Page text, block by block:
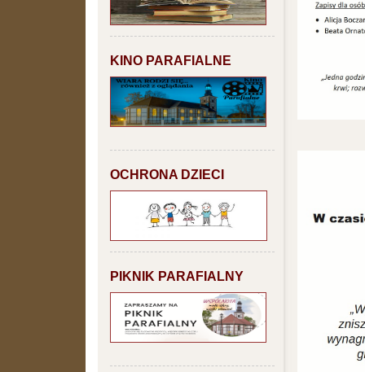
KINO PARAFIALNE
OCHRONA DZIECI
PIKNIK PARAFIALNY